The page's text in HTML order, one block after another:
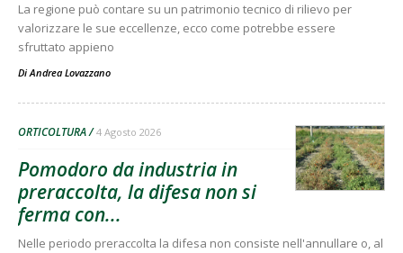
La regione può contare su un patrimonio tecnico di rilievo per
valorizzare le sue eccellenze, ecco come potrebbe essere
sfruttato appieno
DiAndrea Lovazzano
ORTICOLTURA 4 Agosto 2026
Pomodoro da industria in
preraccolta, la difesa non si
ferma con...
Nelle periodo preraccolta la difesa non consiste nell'annullare o, al